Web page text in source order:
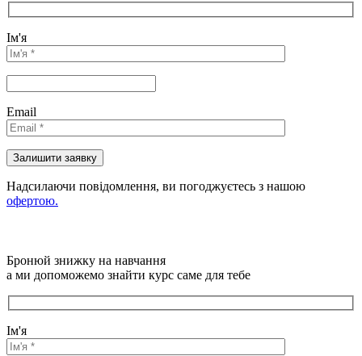
Ім'я
Email
Надсилаючи повідомлення, ви погоджуєтесь з нашою
офертою.
Бронюй знижку на навчання
а ми допоможемо знайти курс саме для тебе
Ім'я